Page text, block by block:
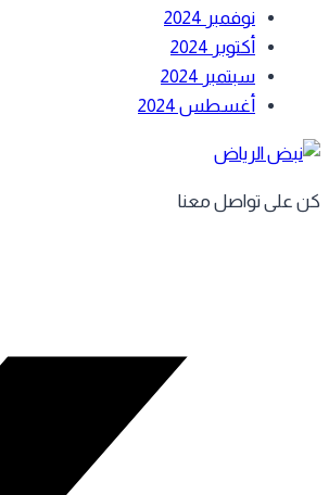
نوفمبر 2024
أكتوبر 2024
سبتمبر 2024
أغسطس 2024
كن على تواصل معنا